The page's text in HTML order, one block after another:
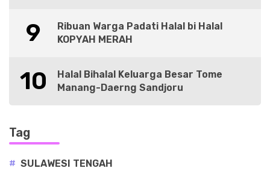
9
Ribuan Warga Padati Halal bi Halal
KOPYAH MERAH
10
Halal Bihalal Keluarga Besar Tome
Manang-Daerng Sandjoru
Tag
# SULAWESI TENGAH